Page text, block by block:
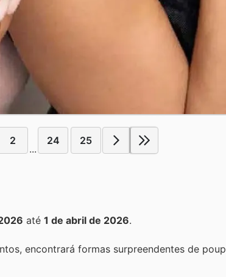
2
...
24 25
até 1 de abril de 2026.
encontrará formas surpreendentes de